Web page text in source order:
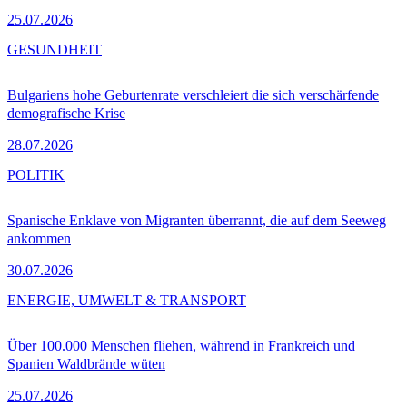
25.07.2026
Bulgariens hohe Geburtenrate verschleiert die sich verschärfende
demografische Krise
28.07.2026
GESUNDHEIT
Spanische Enklave von Migranten überrannt, die auf dem Seeweg
ankommen
30.07.2026
POLITIK
Über 100.000 Menschen fliehen, während in Frankreich und
Spanien Waldbrände wüten
25.07.2026
ENERGIE, UMWELT & TRANSPORT